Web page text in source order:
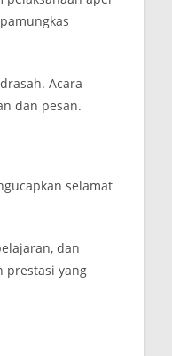
Acara
dan pesan.
selamat
dan
prestasi yang